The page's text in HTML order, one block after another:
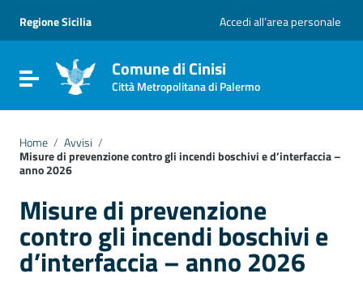
Vai al menu di navigazione
Vai al footer
Regione Sicilia Accedi all’area personale
Attiva / disattiva la navigazione
Comune di Cinisi
Città Metropolitana di Palermo
Home / Avvisi /
Misure di prevenzione contro gli incendi boschivi e d’interfaccia –
anno 2026
Misure di prevenzione
contro gli incendi boschivi e
d’interfaccia – anno 2026